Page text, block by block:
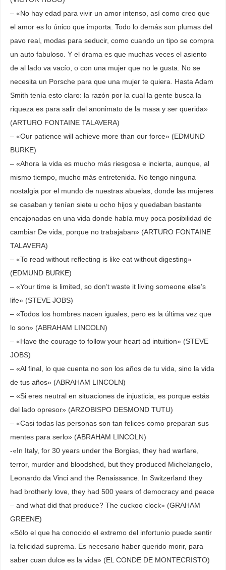
– «No hay edad para vivir un amor intenso, así como creo que
el amor es lo único que importa. Todo lo demás son plumas del
pavo real, modas para seducir, como cuando un tipo se compra
un auto fabuloso. Y el drama es que muchas veces el asiento
de al lado va vacío, o con una mujer que no le gusta. No se
necesita un Porsche para que una mujer te quiera. Hasta Adam
Smith tenía esto claro: la razón por la cual la gente busca la
riqueza es para salir del anonimato de la masa y ser querida»
(ARTURO FONTAINE TALAVERA)
– «Our patience will achieve more than our force» (EDMUND
BURKE)
– «Ahora la vida es mucho más riesgosa e incierta, aunque, al
mismo tiempo, mucho más entretenida. No tengo ninguna
nostalgia por el mundo de nuestras abuelas, donde las mujeres
se casaban y tenían siete u ocho hijos y quedaban bastante
encajonadas en una vida donde había muy poca posibilidad de
cambiar De vida, porque no trabajaban» (ARTURO FONTAINE
TALAVERA)
– «To read without reflecting is like eat without digesting»
(EDMUND BURKE)
– «Your time is limited, so don’t waste it living someone else’s
life» (STEVE JOBS)
– «Todos los hombres nacen iguales, pero es la última vez que
lo son» (ABRAHAM LINCOLN)
– «Have the courage to follow your heart ad intuition» (STEVE
JOBS)
– «Al final, lo que cuenta no son los años de tu vida, sino la vida
de tus años» (ABRAHAM LINCOLN)
– «Si eres neutral en situaciones de injusticia, es porque estás
del lado opresor» (ARZOBISPO DESMOND TUTU)
– «Casi todas las personas son tan felices como preparan sus
mentes para serlo» (ABRAHAM LINCOLN)
-«In Italy, for 30 years under the Borgias, they had warfare,
terror, murder and bloodshed, but they produced Michelangelo,
Leonardo da Vinci and the Renaissance. In Switzerland they
had brotherly love, they had 500 years of democracy and peace
– and what did that produce? The cuckoo clock» (GRAHAM
GREENE)
«Sólo el que ha conocido el extremo del infortunio puede sentir
la felicidad suprema. Es necesario haber querido morir, para
saber cuan dulce es la vida» (EL CONDE DE MONTECRISTO)